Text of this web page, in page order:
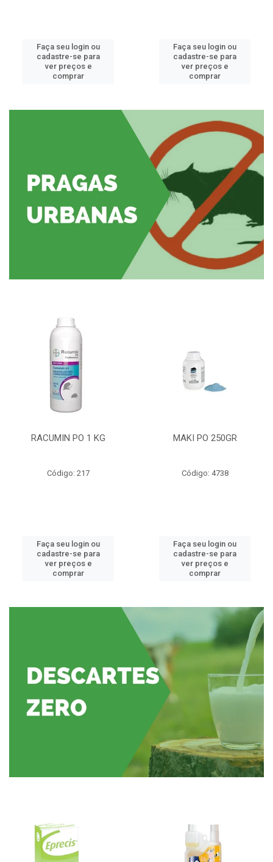
Faça seu login ou
cadastre-se para
ver preços e
comprar
Faça seu login ou
cadastre-se para
ver preços e
comprar
RACUMIN PO 1 KG
Código: 217
Faça seu login ou
cadastre-se para
ver preços e
comprar
MAKI PO 250GR
Código: 4738
Faça seu login ou
cadastre-se para
ver preços e
comprar